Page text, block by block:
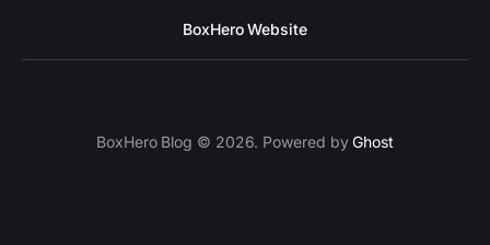
BoxHero Website
BoxHero Blog © 2026. Powered byGhost